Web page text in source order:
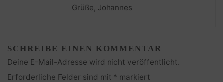
Grüße, Johannes
SCHREIBE EINEN KOMMENTAR
Deine E-Mail-Adresse wird nicht veröffentlicht.
Erforderliche Felder sind mit * markiert